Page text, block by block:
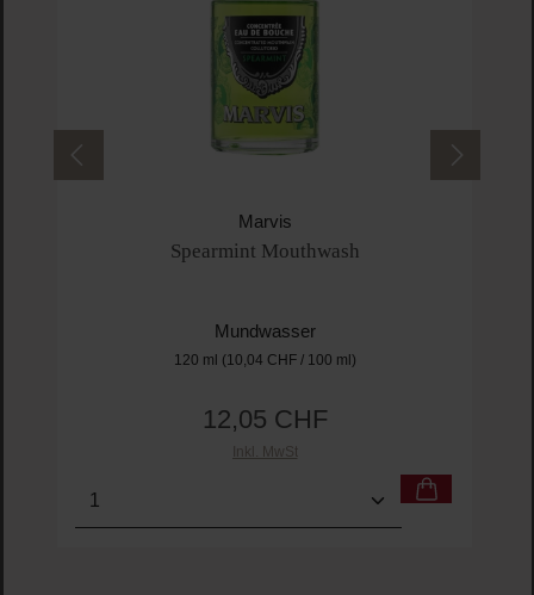
Marvis
Spearmint Mouthwash
Mundwasser
120 ml (10,04 CHF / 100 ml)
Regulärer Preis:
12,05 CHF
Inkl. MwSt
Produkt Anzahl: Gib den gewünschten Wert